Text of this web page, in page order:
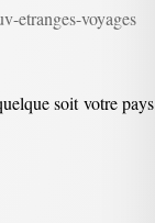
soit votre pays